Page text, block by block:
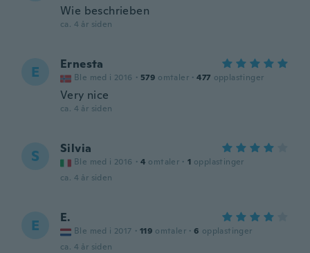
Wie beschrieben
ca. 4 år siden
E Ernesta
Ble med i 2016 · 579 omtaler · 477 opplastinger
Very nice
ca. 4 år siden
S Silvia
Ble med i 2016 · 4 omtaler · 1 opplastinger
ca. 4 år siden
E E.
Ble med i 2017 · 119 omtaler · 6 opplastinger
ca. 4 år siden